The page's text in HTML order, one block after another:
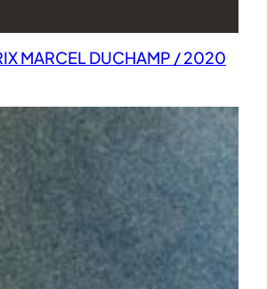
MARCEL DUCHAMP / 2020